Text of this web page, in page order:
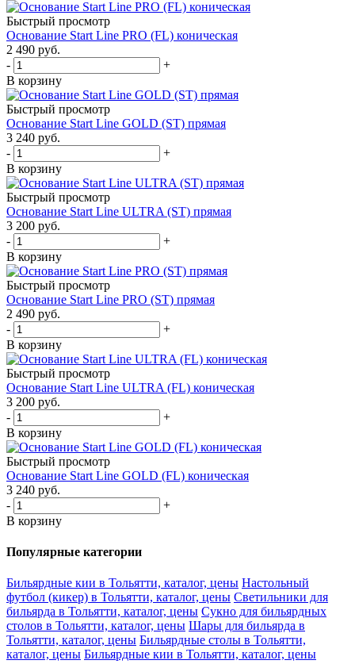
Быстрый просмотр
Основание Start Line PRO (FL) коническая
2 490 руб.
-
+
В корзину
Быстрый просмотр
Основание Start Line GOLD (ST) прямая
3 240 руб.
-
+
В корзину
Быстрый просмотр
Основание Start Line ULTRA (ST) прямая
3 200 руб.
-
+
В корзину
Быстрый просмотр
Основание Start Line PRO (ST) прямая
2 490 руб.
-
+
В корзину
Быстрый просмотр
Основание Start Line ULTRA (FL) коническая
3 200 руб.
-
+
В корзину
Быстрый просмотр
Основание Start Line GOLD (FL) коническая
3 240 руб.
-
+
В корзину
Популярные категории
Бильярдные кии в Тольятти, каталог, цены Настольный
футбол (кикер) в Тольятти, каталог, цены Светильники для
бильярда в Тольятти, каталог, цены Сукно для бильярдных
столов в Тольятти, каталог, цены Шары для бильярда в
Тольятти, каталог, цены Бильярдные столы в Тольятти,
каталог, цены Бильярдные кии в Тольятти, каталог, цены